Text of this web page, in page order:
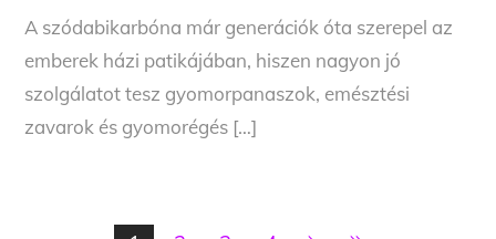
A szódabikarbóna már generációk óta szerepel az
emberek házi patikájában, hiszen nagyon jó
szolgálatot tesz gyomorpanaszok, emésztési
zavarok és gyomorégés […]